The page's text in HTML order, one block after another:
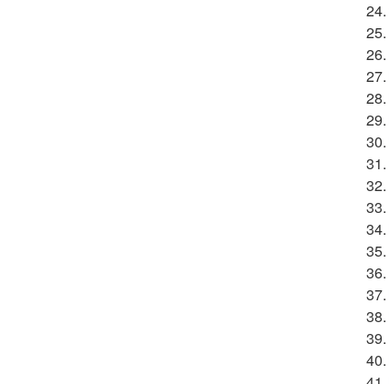
24.
25.
26.
27.
28.
29.
30.
31.
32.
33.
34.
35.
36.
37.
38.
39.
40.